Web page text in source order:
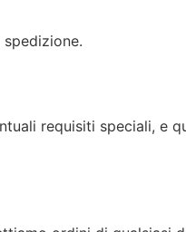
requisiti speciali, e